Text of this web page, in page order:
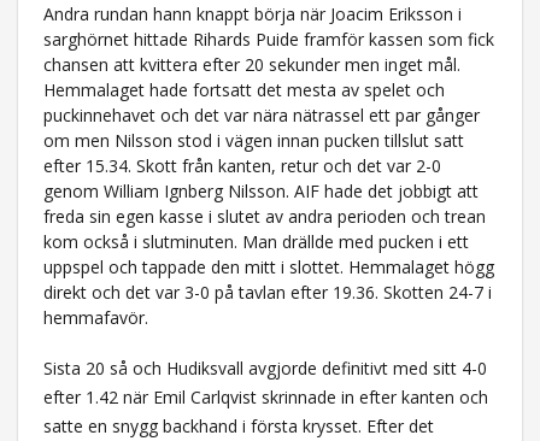
Andra rundan hann knappt börja när Joacim Eriksson i
sarghörnet hittade Rihards Puide framför kassen som fick
chansen att kvittera efter 20 sekunder men inget mål.
Hemmalaget hade fortsatt det mesta av spelet och
puckinnehavet och det var nära nätrassel ett par gånger
om men Nilsson stod i vägen innan pucken tillslut satt
efter 15.34. Skott från kanten, retur och det var 2-0
genom William Ignberg Nilsson. AIF hade det jobbigt att
freda sin egen kasse i slutet av andra perioden och trean
kom också i slutminuten. Man drällde med pucken i ett
uppspel och tappade den mitt i slottet. Hemmalaget högg
direkt och det var 3-0 på tavlan efter 19.36. Skotten 24-7 i
hemmafavör.
Sista 20 så och Hudiksvall avgjorde definitivt med sitt 4-0
efter 1.42 när Emil Carlqvist skrinnade in efter kanten och
satte en snygg backhand i första krysset. Efter det